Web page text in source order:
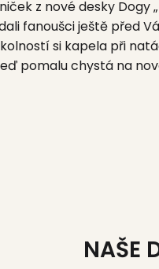
z nové desky Dogy
fanoušci ještě před
si kapela při
pomalu chystá na
NAŠE